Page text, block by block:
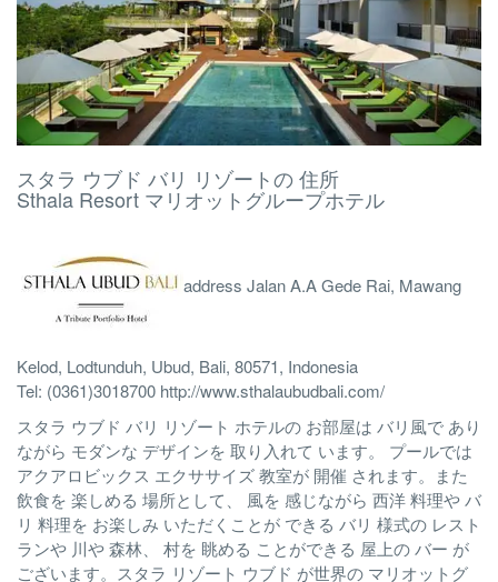
スタラ ウブド バリ リゾートの 住所
Sthala Resort マリオットグループホテル
address Jalan A.A Gede Rai, Mawang
Kelod, Lodtunduh, Ubud, Bali, 80571, Indonesia
Tel: (0361)3018700 http://www.sthalaubudbali.com/
スタラ ウブド バリ リゾート ホテルの お部屋は バリ風で あり
ながら モダンな デザインを 取り入れて います。 プールでは
アクアロビックス エクササイズ 教室が 開催 されます。また
飲食を 楽しめる 場所として、 風を 感じながら 西洋 料理や バ
リ 料理を お楽しみ いただくことが できる バリ 様式の レスト
ランや 川や 森林、 村を 眺める ことができる 屋上の バー が
ございます。スタラ リゾート ウブド が世界の マリオットグ